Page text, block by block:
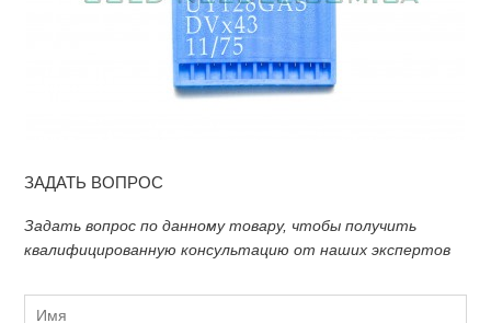
ЗАДАТЬ ВОПРОС
Задать вопрос по данному товару, чтобы получить
квалифицированную консультацию от наших экспертов